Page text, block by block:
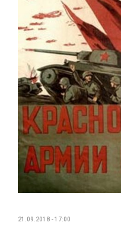
21.09.2018 - 17:00